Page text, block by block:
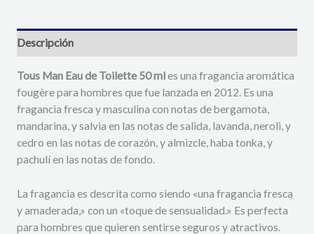
Descripción
Tous Man Eau de Toilette 50 mles una fragancia aromática
fougère para hombres que fue lanzada en 2012. Es una
fragancia fresca y masculina con notas de bergamota,
mandarina, y salvia en las notas de salida, lavanda, neroli, y
cedro en las notas de corazón, y almizcle, haba tonka, y
pachulí en las notas de fondo.
La fragancia es descrita como siendo «una fragancia fresca
y amaderada,» con un «toque de sensualidad.» Es perfecta
para hombres que quieren sentirse seguros y atractivos.